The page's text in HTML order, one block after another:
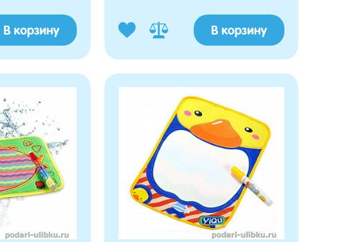
20:05:01
матрасике
Прохорова Фрида
19.02.2026 16:43:41
приятный.Довольна.Фрида, спасибо
Наумов
В корзину В корзину